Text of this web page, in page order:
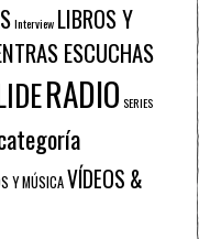
Interview LIBROS Y
ESCUCHAS
RADIO SERIES
Y MÚSICAVÍDEOS &